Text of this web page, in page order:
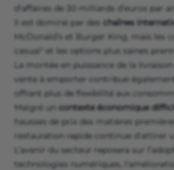
d'affaires de 30 milliards d'euros par an.
Il est dominé par des chaînes
McDonald’s et Burger King, mais les
casual" et les options plus saines
La montée en puissance de la
vente à emporter contribue
offrant plus de flexibilité aux
Malgré un contexte économique
hausses de prix des matières
restauration rapide continue d'attirer
L’avenir du secteur reposera sur
technologies numériques,